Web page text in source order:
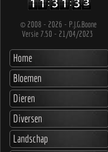
© 2008 - 2026 - P.J.G.Boone
Versie 7.50 - 21/04/2023
Home
Bloemen
Dieren
Diversen
Landschap